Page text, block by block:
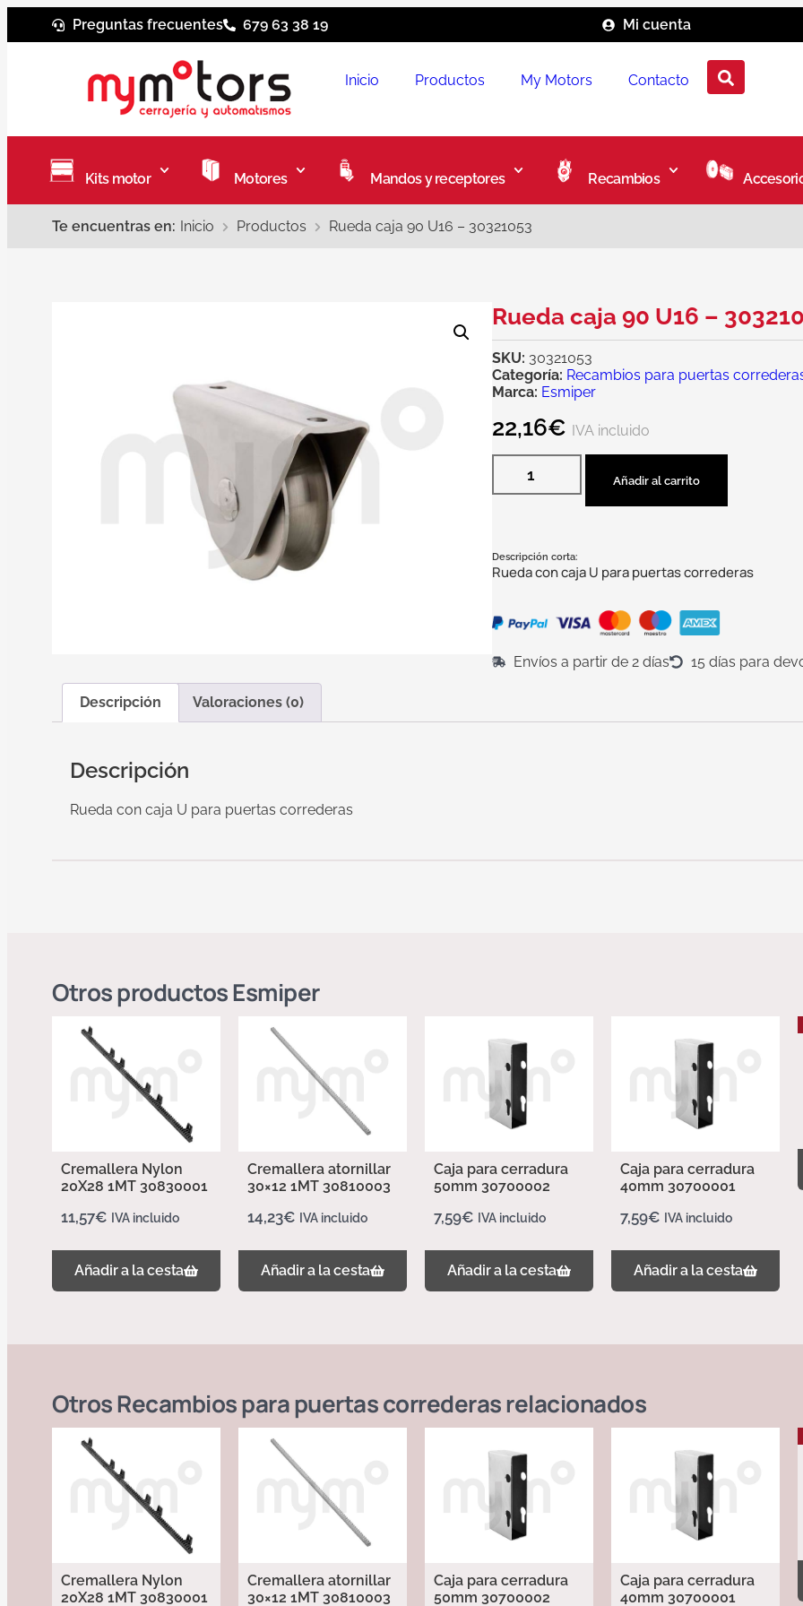
Preguntas frecuentes 679 63 38 19 Mi cuenta
Inicio Productos My Motors Contacto
Kits motor Motores Mandos y receptores Recambios
Te encuentras en: Inicio Productos Rueda caja 90 U16 – 30321053
Rueda caja 90 U16 –
SKU: 30321053
Categoría: Recambios para puertas
Marca: Esmiper
22,16€ IVA incluido
Añadir al carrito
Descripción corta:
Rueda con caja U para puertas correderas
Envíos a partir de 2 días 15 días para
Descripción Valoraciones (0)
Descripción
Rueda con caja U para puertas correderas
Otros productosEsmiper
Cremallera Nylon
20X28 1MT 30830001
11,57€ IVA incluido
Añadir a la cesta
Cremallera atornillar
30×12 1MT 30810003
14,23€ IVA incluido
Añadir a la cesta
Caja para cerradura
50mm 30700002
7,59€ IVA incluido
Añadir a la cesta
Caja para cerradura
40mm 30700001
7,59€ IVA incluido
Añadir a la cesta
OtrosRecambios para puertas correderasrelacionados
Cremallera Nylon
20X28 1MT 30830001
Cremallera atornillar
30×12 1MT 30810003
Caja para cerradura
50mm 30700002
Caja para cerradura
40mm 30700001